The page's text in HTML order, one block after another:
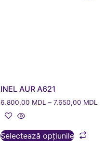
INEL AUR A621
6.800,00 MDL – 7.650,00 MDL
Selectează opțiunile